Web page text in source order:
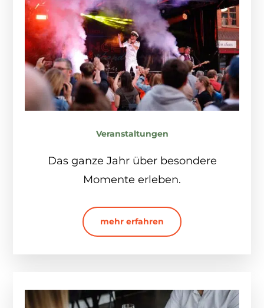
Veranstaltungen
Das ganze Jahr über besondere
Momente erleben.
mehr erfahren